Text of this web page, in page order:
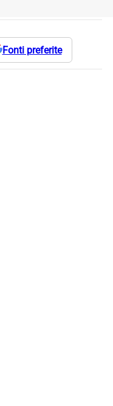
Fonti preferite